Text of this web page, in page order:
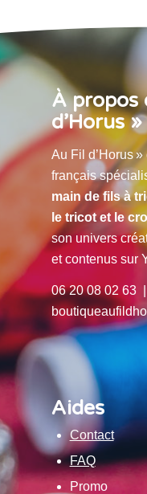
À propos
d’Horus »
Au Fil d’Horus
français
main de fils à
le tricot et le
son univers
et contenus sur
06 20 08 02 63 |
Aides
Contact
FAQ
Promo